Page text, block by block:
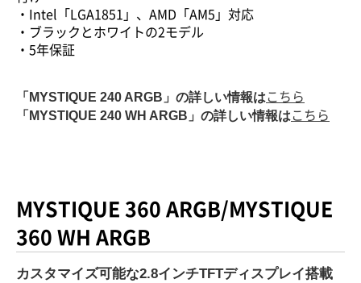
・Intel「LGA1851」、AMD「AM5」対応
・ブラックとホワイトの2モデル
・5年保証
「 MYSTIQUE 240 ARGB 」の詳しい情報はこちら
「 MYSTIQUE 240 WH ARGB 」の詳しい情報はこちら
MYSTIQUE 360 ARGB/MYSTIQUE
360 WH ARGB
カスタマイズ可能な2.8インチTFTディスプレイ搭載